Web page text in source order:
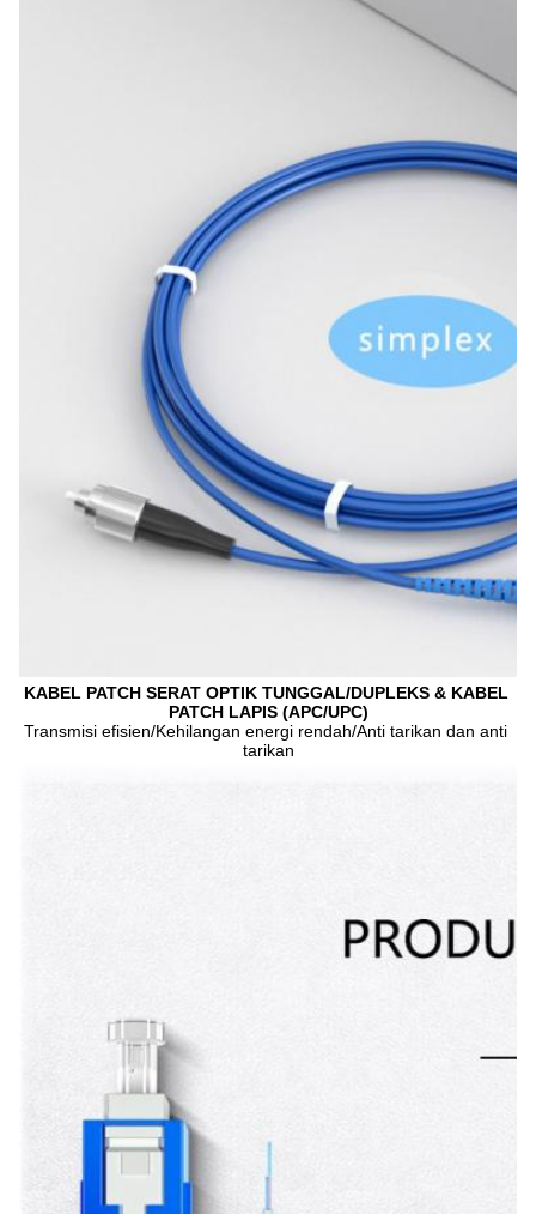
KABEL PATCH SERAT OPTIK TUNGGAL/DUPLEKS & KABEL
PATCH LAPIS (APC/UPC)
Transmisi efisien/Kehilangan energi rendah/Anti tarikan dan anti
tarikan